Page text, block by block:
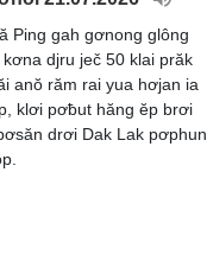
Ping gah gơnong glông
djru ječ 50 klai prăk
anŏ răm rai yua hơjan ia
klơi pơƀut hăng ĕp brơi
drơi Dak Lak pơphun